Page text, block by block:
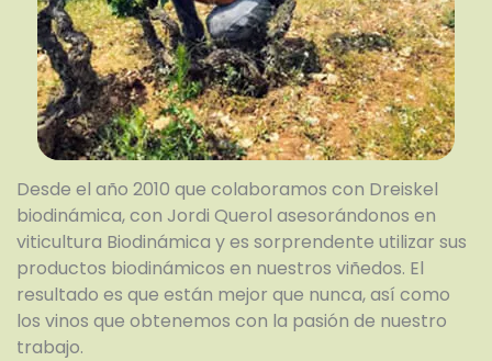
Desde el año 2010 que colaboramos con Dreiskel
biodinámica, con Jordi Querol asesorándonos en
viticultura Biodinámica y es sorprendente utilizar sus
productos biodinámicos en nuestros viñedos. El
resultado es que están mejor que nunca, así como
los vinos que obtenemos con la pasión de nuestro
trabajo.